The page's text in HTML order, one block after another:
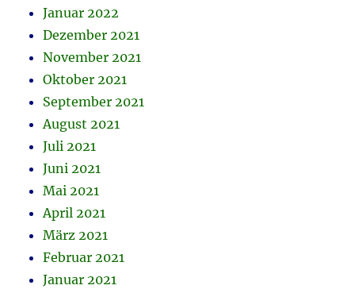
Januar 2022
Dezember 2021
November 2021
Oktober 2021
September 2021
August 2021
Juli 2021
Juni 2021
Mai 2021
April 2021
März 2021
Februar 2021
Januar 2021